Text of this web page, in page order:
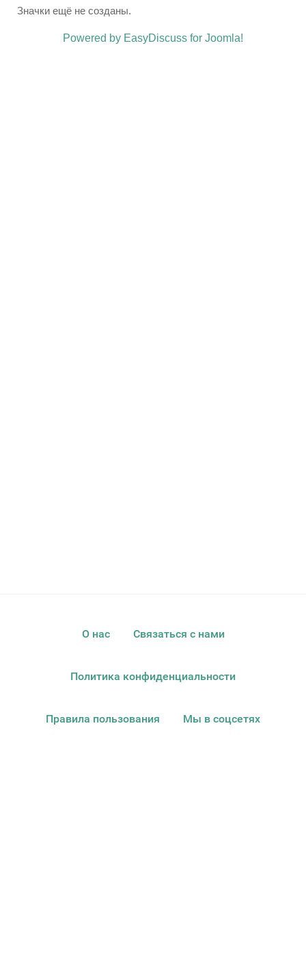
Значки ещё не созданы.
Powered by EasyDiscuss for Joomla!
О нас Связаться с нами
Политика конфиденциальности
Правила пользования Мы в соцсетях